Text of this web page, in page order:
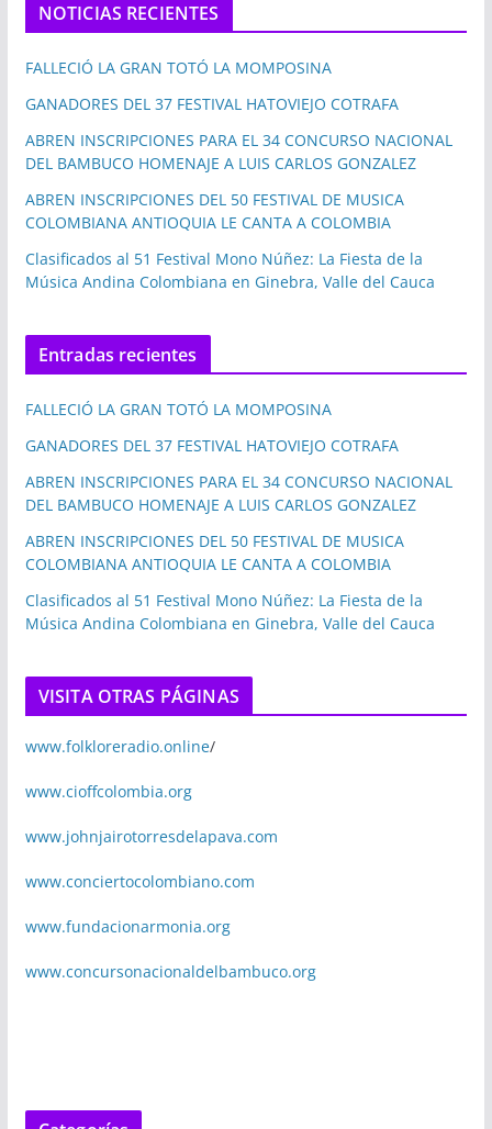
NOTICIAS RECIENTES
FALLECIÓ LA GRAN TOTÓ LA MOMPOSINA
GANADORES DEL 37 FESTIVAL HATOVIEJO COTRAFA
ABREN INSCRIPCIONES PARA EL 34 CONCURSO NACIONAL
DEL BAMBUCO HOMENAJE A LUIS CARLOS GONZALEZ
ABREN INSCRIPCIONES DEL 50 FESTIVAL DE MUSICA
COLOMBIANA ANTIOQUIA LE CANTA A COLOMBIA
Clasificados al 51 Festival Mono Núñez: La Fiesta de la
Música Andina Colombiana en Ginebra, Valle del Cauca
Entradas recientes
FALLECIÓ LA GRAN TOTÓ LA MOMPOSINA
GANADORES DEL 37 FESTIVAL HATOVIEJO COTRAFA
ABREN INSCRIPCIONES PARA EL 34 CONCURSO NACIONAL
DEL BAMBUCO HOMENAJE A LUIS CARLOS GONZALEZ
ABREN INSCRIPCIONES DEL 50 FESTIVAL DE MUSICA
COLOMBIANA ANTIOQUIA LE CANTA A COLOMBIA
Clasificados al 51 Festival Mono Núñez: La Fiesta de la
Música Andina Colombiana en Ginebra, Valle del Cauca
VISITA OTRAS PÁGINAS
www.folkloreradio.online/
www.cioffcolombia.org
www.johnjairotorresdelapava.com
www.conciertocolombiano.com
www.fundacionarmonia.org
www.concursonacionaldelbambuco.org